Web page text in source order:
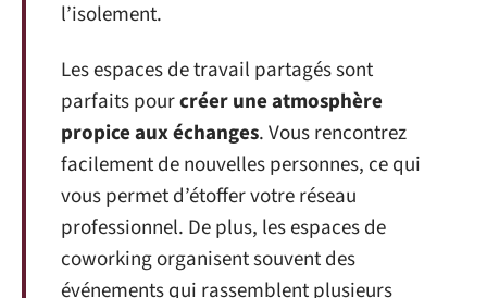
l’isolement.
Les espaces de travail partagés sont
parfaits pourcréer une atmosphère
propice aux échanges. Vous rencontrez
facilement de nouvelles personnes, ce qui
vous permet d’étoffer votre réseau
professionnel. De plus, les espaces de
coworking organisent souvent des
événements qui rassemblent plusieurs